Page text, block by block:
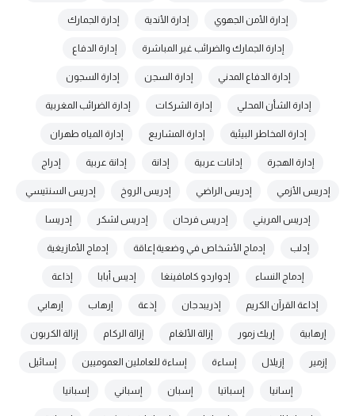
إدارة الأمن الجهوي إدارة الأندية إدارة الجمارك
إدارة الجمارك والضرائب غير المباشرة إدارة الدفاع
إدارة الدفاع المدني إدارة السجن إدارة السجون
إدارة الشأن المحلي إدارة الشركات إدارة الضرائب المغربية
إدارة المخاطر البيئية إدارة المشاريع إدارة المياه طهران
إدارة الهجرة إدانات عربية إدانة إدانة عربية إدراج
إدريس الأزمي إدريس الراضي إدريس الروخ إدريس السنتيسي
إدريس المريني إدريس فرحان إدريس لشكر إدريسا
إدلب إدماج الأشخاص في وضعية إعاقة إدماج الأمازيغية
إدماج النساء إدواردو كامافينغا إديس أبابا إذاعة
إذاعة القرآن الكريم إذريبدجان إذعة إرهاب إرهابي
إرهابية إريك زمور إزالة الألغام إزالة الركام إزالة الكربون
إزمير إزيلال إساءة إساءة للعاملين العموميين إسائيل
إسانيا إسباتيا إسبان إسباني إسبانيا